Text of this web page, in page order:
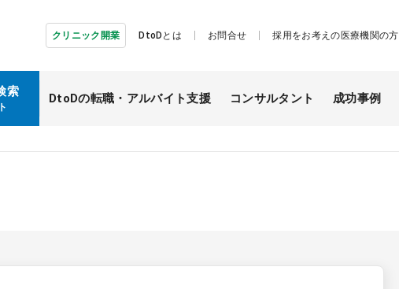
クリニック開業 DtoDとは お問合せ 採用をお考えの医療機関の方
索 DtoDの転職・ アルバイト支援 コンサルタント 成功事例